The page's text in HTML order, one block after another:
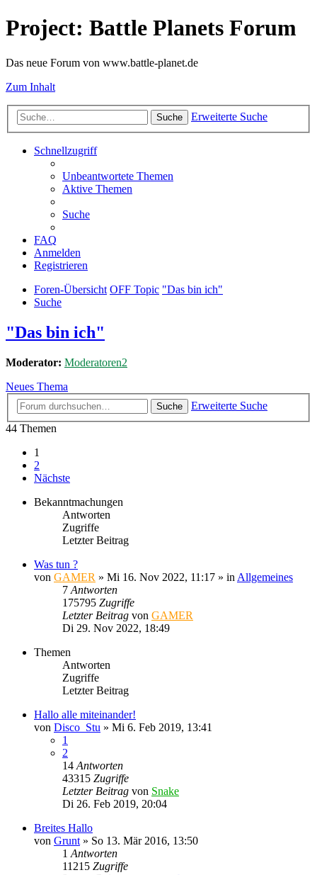
Project: Battle Planets Forum
Das neue Forum von www.battle-planet.de
Zum Inhalt
Suche Erweiterte Suche
Schnellzugriff
Unbeantwortete Themen
Aktive Themen
Suche
FAQ
Anmelden
Registrieren
Foren-Übersicht OFF Topic "Das bin ich"
Suche
"Das bin ich"
Moderator: Moderatoren2
Neues Thema
Suche
Erweiterte Suche
44 Themen
1
2
Nächste
Bekanntmachungen
Antworten
Zugriffe
Letzter Beitrag
Was tun ?
von GAMER » Mi 16. Nov 2022, 11:17 » in Allgemeines
7 Antworten
175795 Zugriffe
Letzter Beitrag von GAMER
Di 29. Nov 2022, 18:49
Themen
Antworten
Zugriffe
Letzter Beitrag
Hallo alle miteinander!
von Disco_Stu » Mi 6. Feb 2019, 13:41
1
2
14 Antworten
43315 Zugriffe
Letzter Beitrag von Snake
Di 26. Feb 2019, 20:04
Breites Hallo
von Grunt » So 13. Mär 2016, 13:50
1 Antworten
11215 Zugriffe